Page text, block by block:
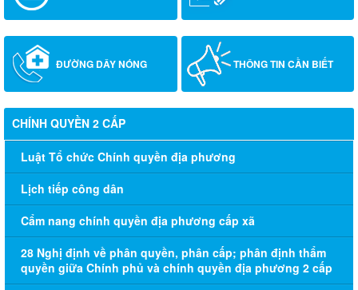
ĐƯỜNG DÂY NÓNG THÔNG TIN CẦN BIẾT
CHÍNH QUYỀN 2 CẤP
Luật Tổ chức Chính quyền địa phương
Lịch tiếp công dân
Cẩm nang chính quyền địa phương cấp xã
28 Nghị định về phân quyền, phân cấp; phân định thẩm
quyền giữa Chính phủ và chính quyền địa phương 2 cấp